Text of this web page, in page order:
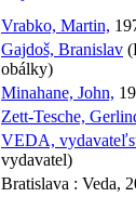
Vrabko, Martin,
Gajdoš, Branislav
obálky)
Minahane, John,
Zett-Tesche,
VEDA,
vydavatel)
Bratislava : Veda,